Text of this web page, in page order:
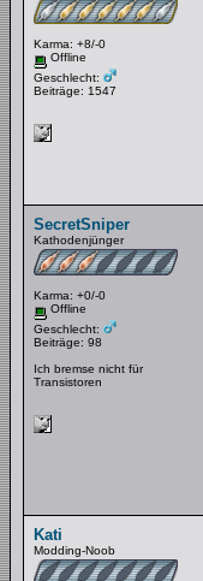
Karma: +8/-0
Offline
Geschlecht:
Beiträge: 1547
SecretSniper
Kathodenjünger
Karma: +0/-0
Offline
Geschlecht:
Beiträge: 98
Ich bremse nicht für
Transistoren
Kati
Modding-Noob